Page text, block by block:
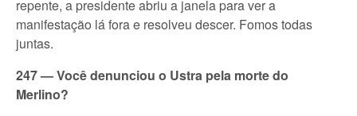
repente, a presidente abriu a janela para ver a
manifestação lá fora e resolveu descer. Fomos todas
juntas.
247 — Você denunciou o Ustra pela morte do
Merlino?